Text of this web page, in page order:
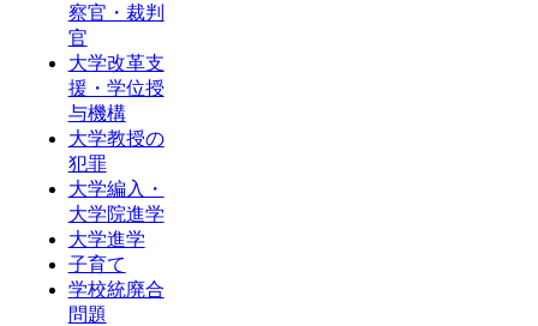
察官・裁判
官
大学改革支
援・学位授
与機構
大学教授の
犯罪
大学編入・
大学院進学
大学進学
子育て
学校統廃合
問題